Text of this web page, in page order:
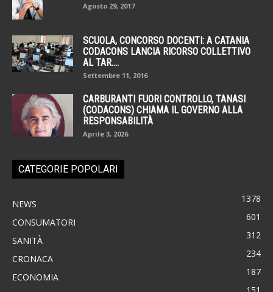
Agosto 29, 2017
SCUOLA, CONCORSO DOCENTI: A CATANIA
CODACONS LANCIA RICORSO COLLETTIVO
AL TAR....
Settembre 11, 2016
CARBURANTI FUORI CONTROLLO, TANASI
(CODACONS) CHIAMA IL GOVERNO ALLA
RESPONSABILITÀ
Aprile 3, 2026
CATEGORIE POPOLARI
NEWS 1378
CONSUMATORI 601
SANITÀ 312
CRONACA 234
ECONOMIA 187